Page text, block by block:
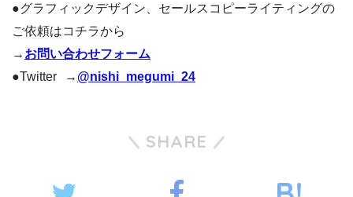
●グラフィックデザイン、セールスコピーライティングの
ご依頼はコチラから
→ お問い合わせフォーム
●Twitter → @nishi_megumi_24
SHARE